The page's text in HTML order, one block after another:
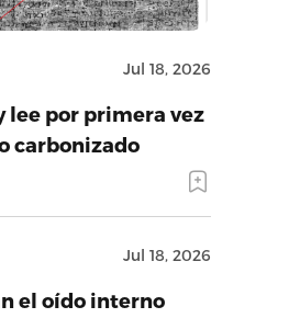
Jul 18, 2026
lee por primera vez
carbonizado
Jul 18, 2026
el oído interno